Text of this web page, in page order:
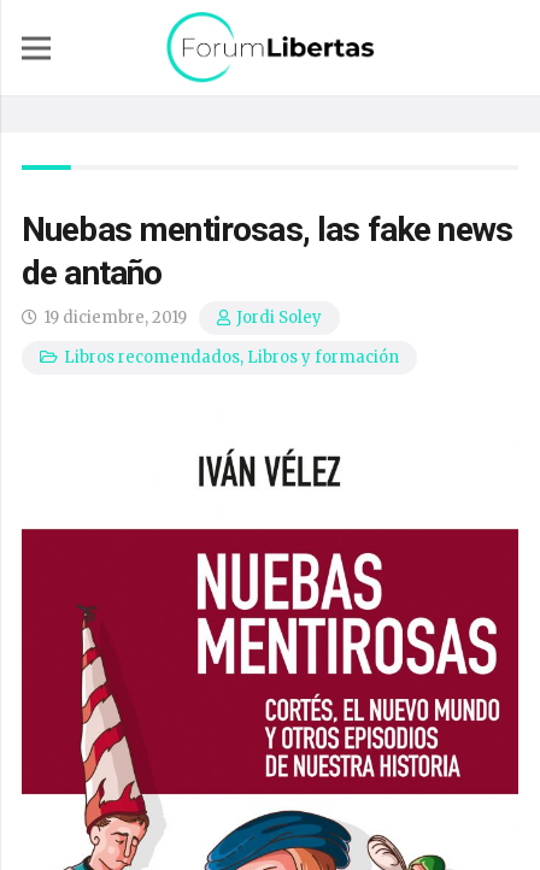
Nuebas mentirosas, las fake news
de antaño
19 diciembre, 2019
Jordi Soley
Libros recomendados, Libros y formación